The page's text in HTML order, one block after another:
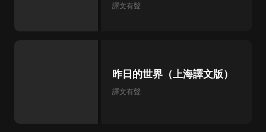
譯文有聲
昨日的世界（上海譯文版）
譯文有聲